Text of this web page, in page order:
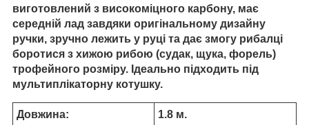
виготовлений з високоміцного карбону, має
середній лад завдяки оригінальному дизайну
ручки, зручно лежить у руці та дає змогу рибалці
боротися з хижою рибою (судак, щука, форель)
трофейного розміру. Ідеально підходить під
мультиплікаторну котушку.
Довжина: 1.8 м.